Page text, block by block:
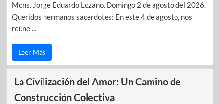
Mons. Jorge Eduardo Lozano. Domingo 2 de agosto del 2026.
Queridos hermanos sacerdotes: En este 4 de agosto, nos
reúne ...
Leer Más
La Civilización del Amor: Un Camino de
Construcción Colectiva